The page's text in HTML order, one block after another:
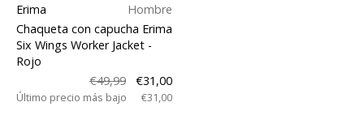
Erima
Hombre
Chaqueta con capucha Erima
Six Wings Worker Jacket -
Rojo
€49,99
€31,00
Último precio más bajo €31,00